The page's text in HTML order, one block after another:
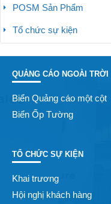
POSM Sản Phẩm
Tổ chức sự kiện
QUẢNG CÁO NGOÀI TRỜI
Biển Quảng cáo một cột
Biển Ốp Tường
TỔ CHỨC SỰ KIỆN
Khai trương
Hội nghị khách hàng